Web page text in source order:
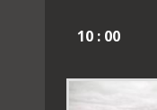
10 : 00